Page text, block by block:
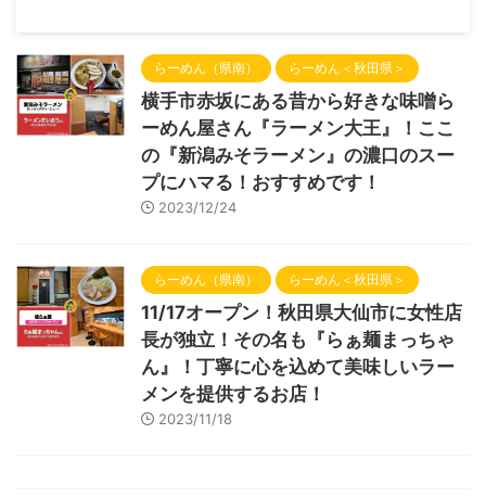
らーめん（県南） らーめん＜秋田県＞
横手市赤坂にある昔から好きな味噌ら
ーめん屋さん『ラーメン大王』！ここ
の『新潟みそラーメン』の濃口のスー
プにハマる！おすすめです！
2023/12/24
らーめん（県南） らーめん＜秋田県＞
11/17オープン！秋田県大仙市に女性店
長が独立！その名も『らぁ麺まっちゃ
ん』！丁寧に心を込めて美味しいラー
メンを提供するお店！
2023/11/18